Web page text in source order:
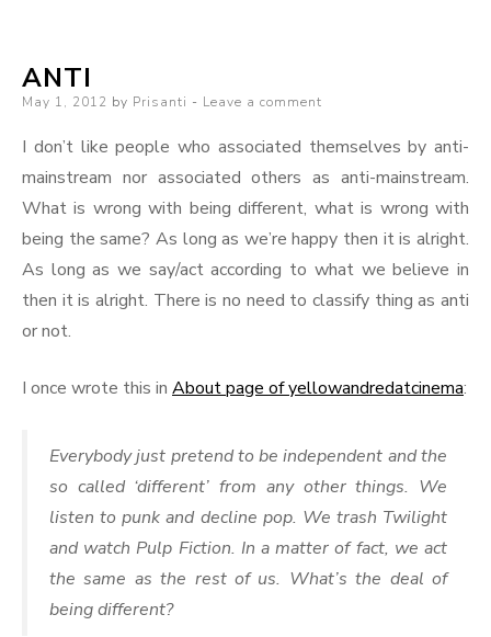
ANTI
Posted
May 1, 2012 by Prisanti Leave a comment
I don’t like people who associated themselves by anti-
mainstream nor associated others as anti-mainstream.
What is wrong with being different, what is wrong with
being the same? As long as we’re happy then it is alright.
As long as we say/act according to what we believe in
then it is alright. There is no need to classify thing as anti
or not.
I once wrote this in About page of yellowandredatcinema:
Everybody just pretend to be independent and the
so called ‘different’ from any other things. We
listen to punk and decline pop. We trash Twilight
and watch Pulp Fiction. In a matter of fact, we act
the same as the rest of us. What’s the deal of
being different?